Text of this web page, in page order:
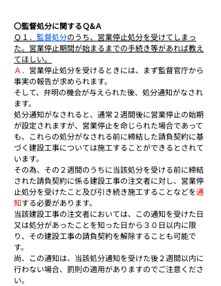
〇監督処分に関するＱ&Ａ
Ｑ１． 監督処分のうち、営業停止処分を受けてしまっ
た。営業停止期間が始まるまでの手続き等があれば教え
てほしい。
Ａ． 営業停止処分を受けるときには、まず監督官庁から
事実の報告が求められます。
そして、弁明の機会が与えられた後、処分通知がなされ
ます。
処分通知がなされると、通常２週間後に営業停止の始期
が設定されますが、営業停止を命じられた場合であって
も、これらの処分がなされる前に締結した請負契約に基
づく建設工事については施工することができるとされて
います。
その為、その２週間のうちに当該処分を受ける前に締結
された請負契約に係る建設工事の注文者に対し、営業停
止処分を受けたこと及び引き続き施工することなどを通
知する必要があります。
当該建設工事の注文者においては、この通知を受けた日
又は処分があったことを知った日から３０日以内に限
り、その建設工事の請負契約を解除することも可能で
す。
尚、この通知は、当該処分通知を受けた後２週間以内に
行わない場合、罰則の適用がありますのでご注意くださ
い。